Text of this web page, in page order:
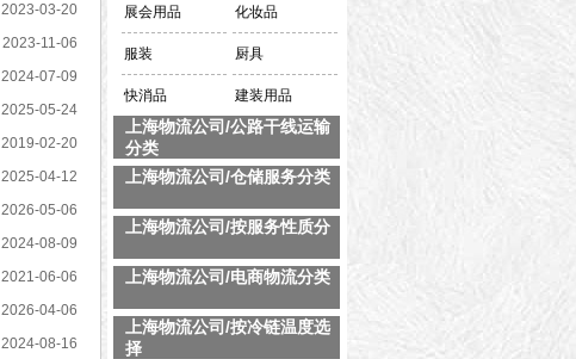
2023-03-20
2023-11-06
2024-07-09
2025-05-24
2019-02-20
2025-04-12
2026-05-06
2024-08-09
2021-06-06
2026-04-06
2024-08-16
展会用品 化妆品
服装 厨具
快消品 建装用品
上海物流公司/公路干线运输
分类
上海物流公司/仓储服务分类
上海物流公司/按服务性质分
上海物流公司/电商物流分类
上海物流公司/按冷链温度选
择